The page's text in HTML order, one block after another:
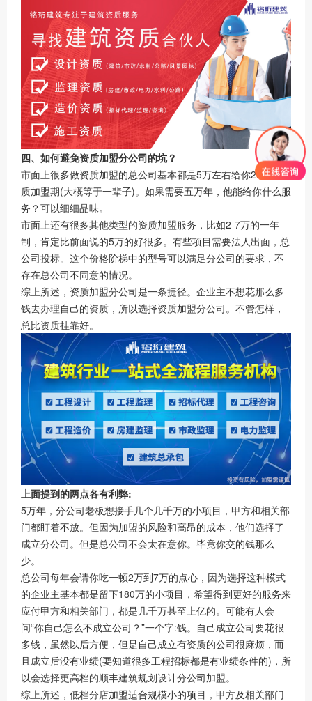
四、如何避免资质加盟分公司的坑？
市面上很多做资质加盟的总公司基本都是5万左右给你20年的资
质加盟期(大概等于一辈子)。如果需要五万年，他能给你什么服
务？可以细细品味。
市面上还有很多其他类型的资质加盟服务，比如2-7万的一年
制，肯定比前面说的5万的好很多。有些项目需要法人出面，总
公司投标。这个价格阶梯中的型号可以满足分公司的要求，不
存在总公司不同意的情况。
综上所述，资质加盟分公司是一条捷径。企业主不想花那么多
钱去办理自己的资质，所以选择资质加盟分公司。不管怎样，
总比资质挂靠好。
上面提到的两点各有利弊:
5万年，分公司老板想接手几个几千万的小项目，甲方和相关部
门都盯着不放。但因为加盟的风险和高昂的成本，他们选择了
成立分公司。但是总公司不会太在意你。毕竟你交的钱那么
少。
总公司每年会请你吃一顿2万到7万的点心，因为选择这种模式
的企业主基本都是留下180万的小项目，希望得到更好的服务来
应付甲方和相关部门，都是几千万甚至上亿的。可能有人会
问“你自己怎么不成立公司？”一个字:钱。自己成立公司要花很
多钱，虽然以后方便，但是自己成立有资质的公司很麻烦，而
且成立后没有业绩(要知道很多工程招标都是有业绩条件的)，所
以会选择更高档的顺丰建筑规划设计分公司加盟。
综上所述，低档分店加盟适合规模小的项目，甲方及相关部门